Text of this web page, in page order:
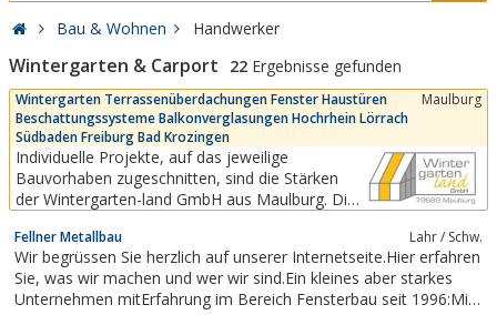
Bau & Wohnen Handwerker
Wintergarten & Carport 22 Ergebnisse gefunden
Wintergarten Terrassenüberdachungen Fenster Haustüren
Beschattungssysteme Balkonverglasungen Hochrhein Lörrach
Südbaden Freiburg Bad Krozingen
Maulburg
Individuelle Projekte, auf das jeweilige
Bauvorhaben zugeschnitten, sind die Stärken
der Wintergarten-land GmbH aus Maulburg. Die
neuesten Stand und umfasst mehrere
komplette Wintergärten, diverse
Terrassenüberdachungen, Glashäuser,
Lamellendächer sowie verschiedene...
Fellner Metallbau Lahr / Schw.
Wir begrüssen Sie herzlich auf unserer Internetseite.Hier erfahren
Sie, was wir machen und wer wir sind.Ein kleines aber starkes
Unternehmen mitErfahrung im Bereich Fensterbau seit 1996:Mit